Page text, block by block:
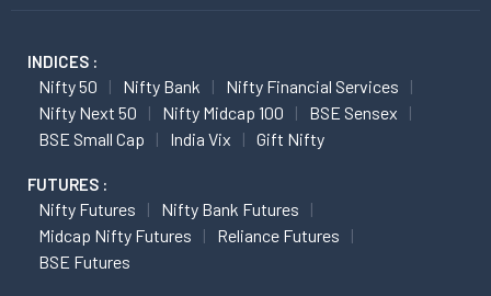
INDICES :
Nifty 50 Nifty Bank
Nifty Financial Services
Nifty Next 50
Nifty Midcap 100
BSE Sensex
BSE Small Cap
India Vix Gift Nifty
FUTURES :
Nifty Futures
Nifty Bank Futures
Midcap Nifty Futures
Reliance Futures
BSE Futures